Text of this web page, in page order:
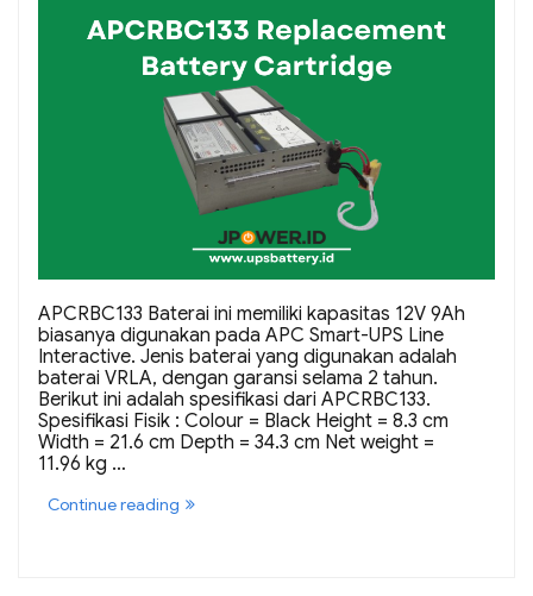
APCRBC133 Baterai ini memiliki kapasitas 12V 9Ah
biasanya digunakan pada APC Smart-UPS Line
Interactive. Jenis baterai yang digunakan adalah
baterai VRLA, dengan garansi selama 2 tahun.
Berikut ini adalah spesifikasi dari APCRBC133.
Spesifikasi Fisik : Colour = Black Height = 8.3 cm
Width = 21.6 cm Depth = 34.3 cm Net weight =
11.96 kg …
Continue reading “APCRBC133